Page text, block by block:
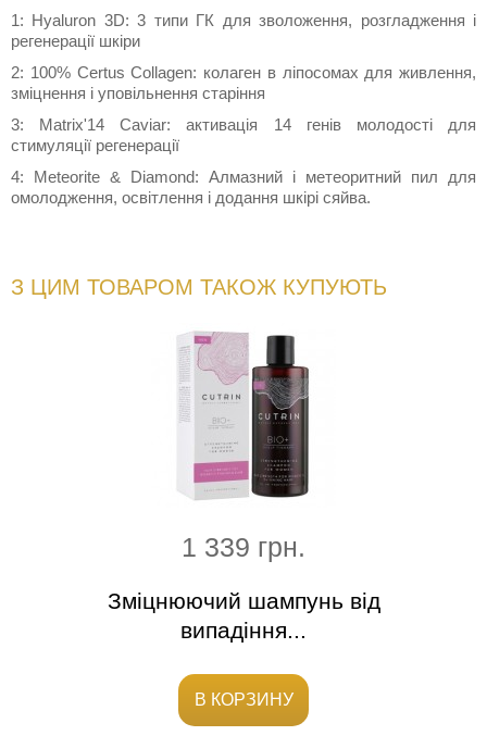
1: Hyaluron 3D: 3 типи ГК для зволоження, розгладження і
регенерації шкіри
2: 100% Certus Collagen: колаген в ліпосомах для живлення,
зміцнення і уповільнення старіння
3: Matrix'14 Caviar: активація 14 генів молодості для
стимуляції регенерації
4: Meteorite & Diamond: Алмазний і метеоритний пил для
омолодження, освітлення і додання шкірі сяйва.
З ЦИМ ТОВАРОМ ТАКОЖ КУПУЮТЬ
1 339 грн.
Зміцнюючий шампунь від
випадіння...
В КОРЗИНУ